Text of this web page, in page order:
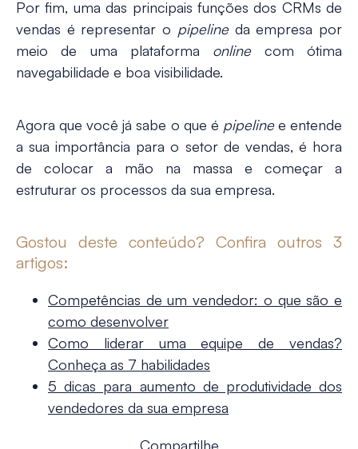
Por fim, uma das principais funções dos CRMs de
vendas é representar o pipeline da empresa por
meio de uma plataforma online com ótima
navegabilidade e boa visibilidade.
Agora que você já sabe o que é pipelinee entende
a sua importância para o setor de vendas, é hora
de colocar a mão na massa e começar a
estruturar os processos da sua empresa.
Gostou deste conteúdo? Confira outros 3
artigos:
Competências de um vendedor: o que são e
como desenvolver
Como liderar uma equipe de vendas?
Conheça as 7 habilidades
5 dicas para aumento de produtividade dos
vendedores da sua empresa
Compartilhe